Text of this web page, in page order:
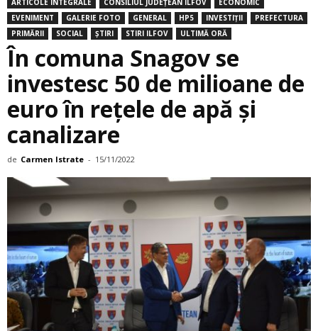
ARTICOLE INTEGRALE
CONSILIUL JUDEȚEAN ILFOV
ECONOMIC
EVENIMENT
GALERIE FOTO GENERAL HP5 INVESTIȚII
PREFECTURA
PRIMĂRII
SOCIAL ȘTIRI STIRI ILFOV ULTIMĂ ORĂ
În comuna Snagov se
investesc 50 de milioane de
euro în rețele de apă și
canalizare
de Carmen Istrate - 15/11/2022